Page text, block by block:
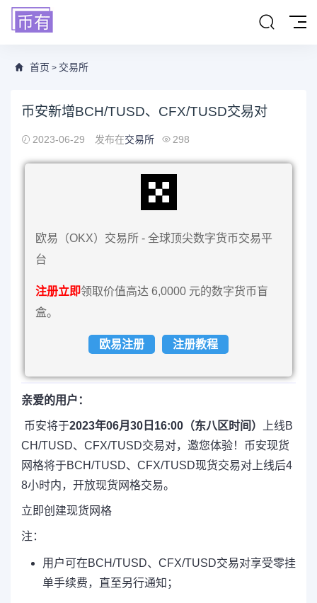
首页 > 交易所
币安新增BCH/TUSD、CFX/TUSD交易对
2023-06-29 发布在交易所 298
欧易（OKX）交易所 - 全球顶尖数字货币交易平
台
注册立即领取价值高达 6,0000 元的数字货币盲
盒。
欧易注册 注册教程
亲爱的用户：
币安将于2023年06月30日16:00（东八区时间）
上线B
CH/TUSD、CFX/TUSD交易对，邀您体验！币安现货
网格将于BCH/TUSD、CFX/TUSD现货交易对上线后4
8小时内，开放现货网格交易。
立即创建现货网格
注：
用户可在BCH/TUSD、CFX/TUSD交易对享受零挂
单手续费，直至另行通知；